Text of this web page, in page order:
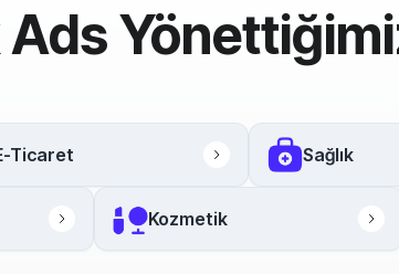
Ads
Ticaret Sağlık
Kozmetik